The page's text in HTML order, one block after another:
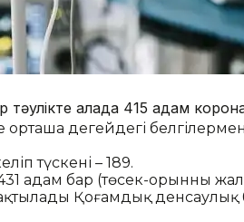
тәулікте қалада 415 адам
деңгейдегі
түскені – 189.
адам бар (төсек-орынның
Қоғамдық денсаулық